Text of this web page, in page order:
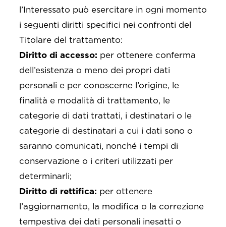
l’Interessato può esercitare in ogni momento
i seguenti diritti specifici nei confronti del
Titolare del trattamento:
Diritto di accesso: per ottenere conferma
dell’esistenza o meno dei propri dati
personali e per conoscerne l’origine, le
finalità e modalità di trattamento, le
categorie di dati trattati, i destinatari o le
categorie di destinatari a cui i dati sono o
saranno comunicati, nonché i tempi di
conservazione o i criteri utilizzati per
determinarli;
Diritto di rettifica: per ottenere
l’aggiornamento, la modifica o la correzione
tempestiva dei dati personali inesatti o